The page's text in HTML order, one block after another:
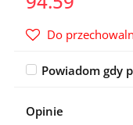
Do
Powiadom gdy
Opinie